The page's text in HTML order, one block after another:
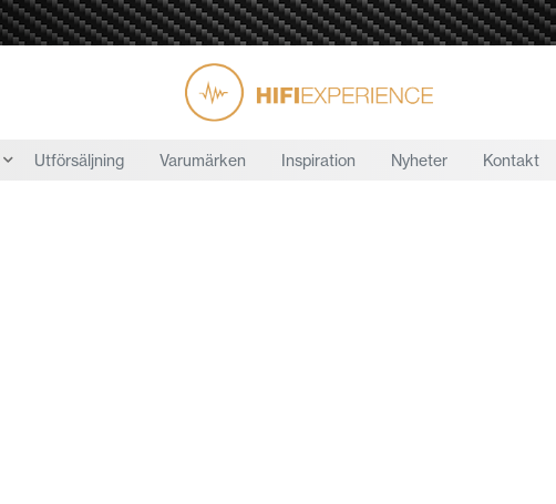
Utförsäljning Varumärken Inspiration Nyheter Kontakt